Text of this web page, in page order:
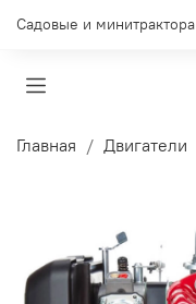
Садовые и минитрактора
Главная Двигатели